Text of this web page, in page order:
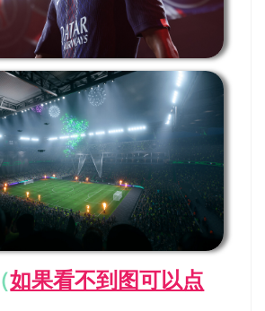
（如果看不到图可以点